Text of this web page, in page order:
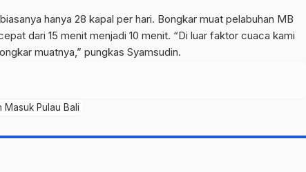
hanya 28 kapal per hari. Bongkar muat pelabuhan MB
dari 15 menit menjadi 10 menit. “Di luar faktor cuaca kami
muatnya,” pungkas Syamsudin.
Masuk Pulau Bali